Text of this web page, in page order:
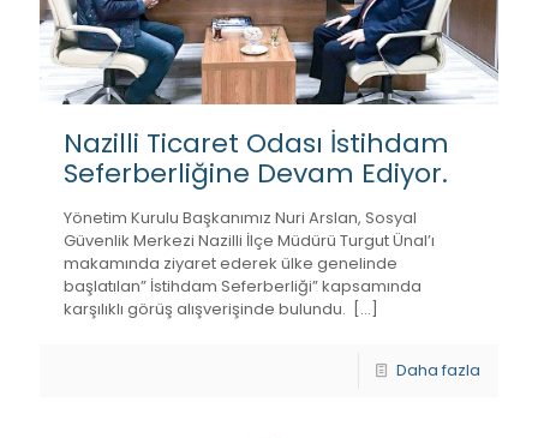
Nazilli Ticaret Odası İstihdam
Seferberliğine Devam Ediyor.
Yönetim Kurulu Başkanımız Nuri Arslan, Sosyal
Güvenlik Merkezi Nazilli İlçe Müdürü Turgut Ünal’ı
makamında ziyaret ederek ülke genelinde
başlatılan” İstihdam Seferberliği” kapsamında
karşılıklı görüş alışverişinde bulundu. […]
Daha fazla